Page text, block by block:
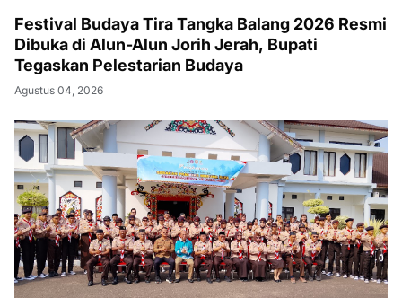
Festival Budaya Tira Tangka Balang 2026 Resmi
Dibuka di Alun-Alun Jorih Jerah, Bupati
Tegaskan Pelestarian Budaya
Agustus 04, 2026